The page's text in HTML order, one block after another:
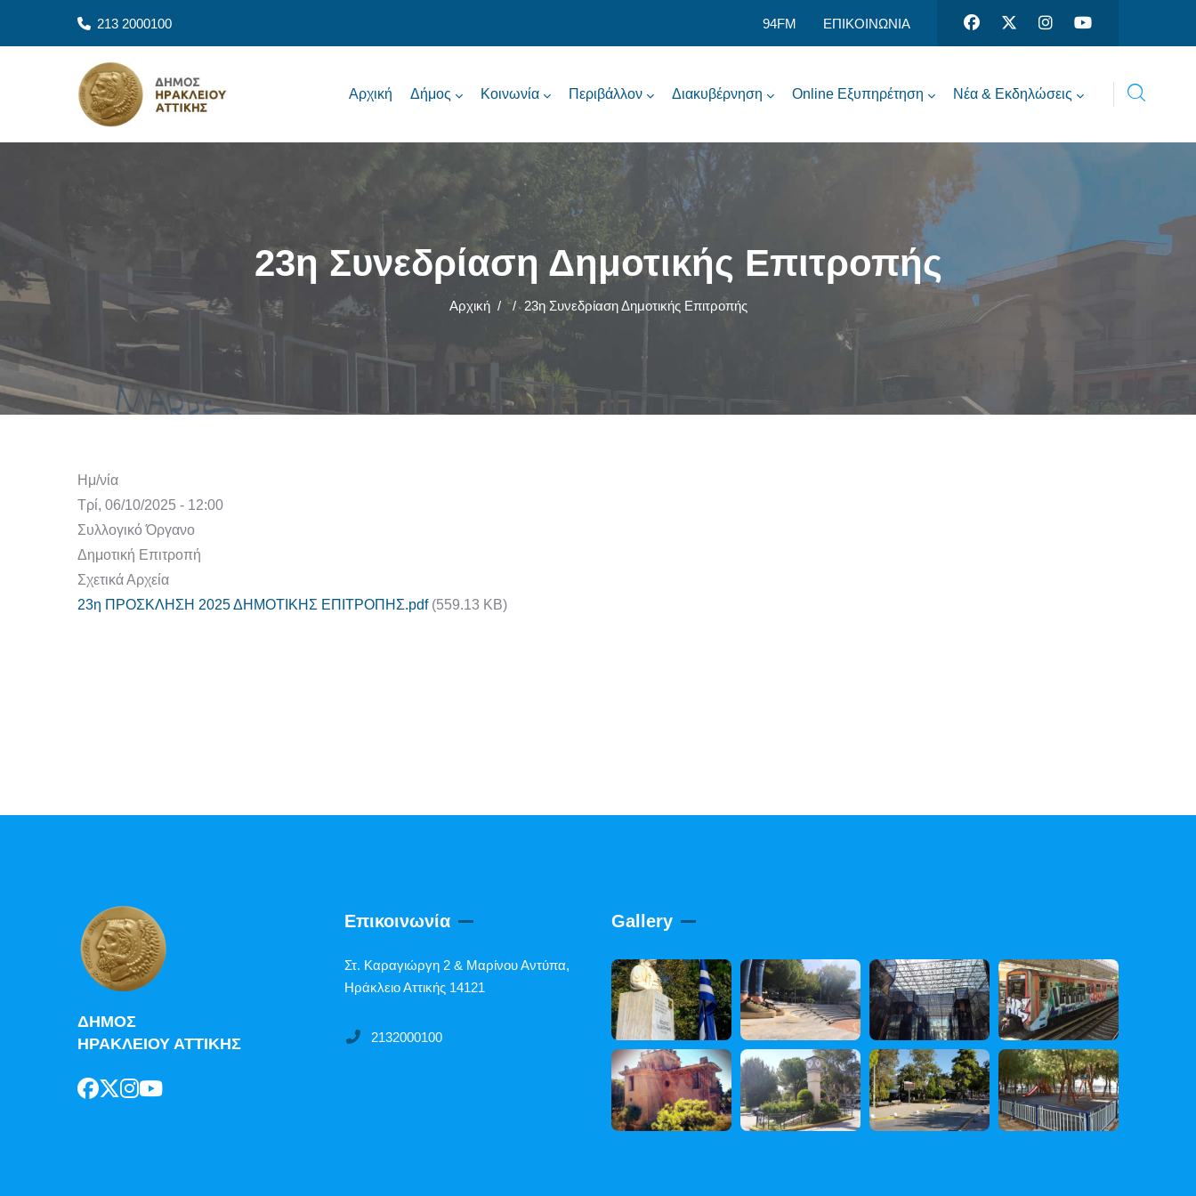
213 2000100 94FM ΕΠΙΚΟΙΝΩΝΙΑ
Αρχική Δήμος Κοινωνία Περιβάλλον Διακυβέρνηση Online Εξυπηρέτηση Νέα & Εκδηλώσεις
23η Συνεδρίαση Δημοτικής Επιτροπής
Αρχική / / 23η Συνεδρίαση Δημοτικής Επιτροπής
Ημ/νία
Τρί, 06/10/2025 - 12:00
Συλλογικό Όργανο
Δημοτική Επιτροπή
Σχετικά Αρχεία
23η ΠΡΟΣΚΛΗΣΗ 2025 ΔΗΜΟΤΙΚΗΣ ΕΠΙΤΡΟΠΗΣ.pdf (559.13 KB)
ΔΗΜΟΣ
ΗΡΑΚΛΕΙΟΥ ΑΤΤΙΚΗΣ
Επικοινωνία
Στ. Καραγιώργη 2 & Μαρίνου Αντύπα,
Ηράκλειο Αττικής 14121
2132000100
Gallery